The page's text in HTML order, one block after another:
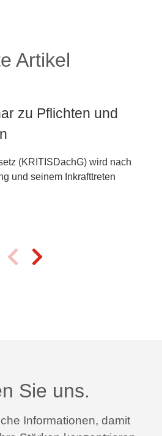
Artikel
zu Pflichten und
(KRITISDachG) wird nach
und seinem Inkrafttreten
Sie uns.
Informationen, damit